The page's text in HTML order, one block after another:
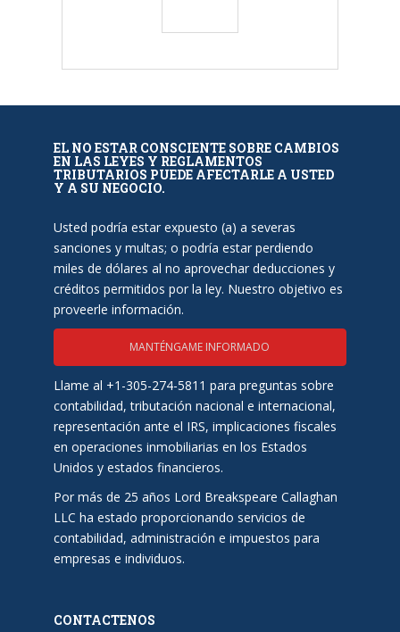
EL NO ESTAR CONSCIENTE SOBRE CAMBIOS
EN LAS LEYES Y REGLAMENTOS
TRIBUTARIOS PUEDE AFECTARLE A USTED
Y A SU NEGOCIO.
Usted podría estar expuesto (a) a severas
sanciones y multas; o podría estar perdiendo
miles de dólares al no aprovechar deducciones y
créditos permitidos por la ley. Nuestro objetivo es
proveerle información.
MANTÉNGAME INFORMADO
Llame al +1-305-274-5811 para preguntas sobre
contabilidad, tributación nacional e internacional,
representación ante el IRS, implicaciones fiscales
en operaciones inmobiliarias en los Estados
Unidos y estados financieros.
Por más de 25 años Lord Breakspeare Callaghan
LLC ha estado proporcionando servicios de
contabilidad, administración e impuestos para
empresas e individuos.
CONTACTENOS